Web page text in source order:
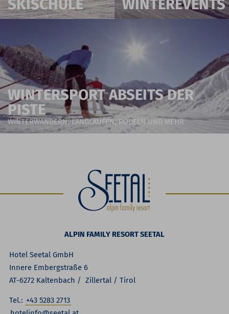
SKISCHULE WINTEREVENTS
WINTERSPORT ABSEITS DER
PISTE
WINTERWANDERN, LANGLAUFEN, RODELN UND MEHR
ALPIN FAMILY RESORT SEETAL
Hotel Seetal GmbH
Innere Embergstraße 6
AT-6272 Kaltenbach / Zillertal / Tirol
Tel.: +43 5283 2713